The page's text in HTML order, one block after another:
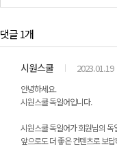
댓글 1개
시원스쿨 2023.01.19
안녕하세요.
시원스쿨 독일어입니다.
시원스쿨 독일어가 회원님의
앞으로도 더 좋은 컨텐츠로 보